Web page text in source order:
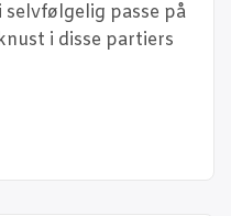
selv­føl­ge­lig pas­se på
i dis­se par­ti­ers